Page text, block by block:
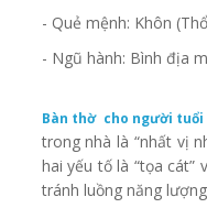
- Quẻ mệnh: Khôn
- Ngũ hành: Bình địa
Bàn thờ cho người tuổi
trong nhà là “nhất vị
hai yếu tố là “tọa
tránh luồng năng